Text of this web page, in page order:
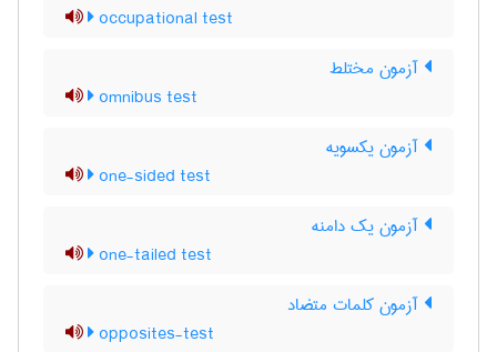
occupational test
آزمون مختلط
omnibus test
آزمون یکسویه
one-sided test
آزمون یک دامنه
one-tailed test
آزمون کلمات متضاد
opposites-test